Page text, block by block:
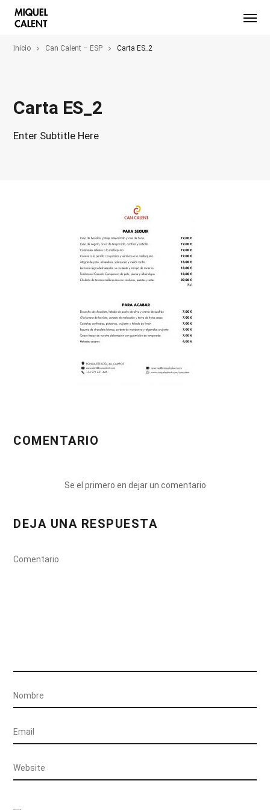
Inicio Can Calent – ESP Carta ES_2
Carta ES_2
Enter Subtitle Here
COMENTARIO
Se el primero en dejar un comentario
DEJA UNA RESPUESTA